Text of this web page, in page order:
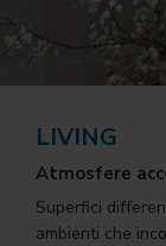
LIVING
Atmosfere
Superfici
ambienti che